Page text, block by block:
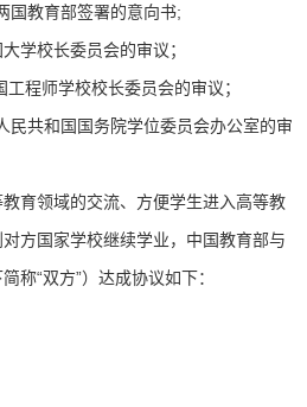
教育部签署的意向书;
校长委员会的审议；
师学校校长委员会的审议；
共和国国务院学位委员会办公室的审
领域的交流、方便学生进入高等教
方国家学校继续学业，中国教育部与
称“双方”）达成协议如下：